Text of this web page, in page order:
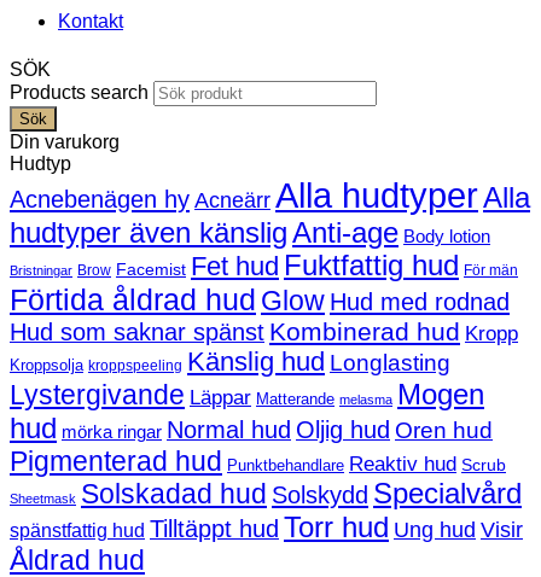
Kontakt
SÖK
Products search
Sök
Din varukorg
Hudtyp
Acnebenägen hy Acneärr Alla hudtyperAlla
hudtyper även känsligAnti-age Body lotion
Bristningar Brow Facemist Fet hud Fuktfattig hud För män
Förtida åldrad hud Glow Hud med rodnad
Hud som saknar spänst Kombinerad hud Kropp
Kroppsolja kroppspeeling Känslig hud Longlasting
Lystergivande Läppar Matterande melasma Mogen
hud mörka ringar Normal hud Oljig hud Oren hud
Pigmenterad hud Punktbehandlare Reaktiv hud Scrub
Sheetmask Solskadad hud Solskydd Specialvård
spänstfattig hud Tilltäppt hud Torr hud Ung hud Visir
Åldrad hud